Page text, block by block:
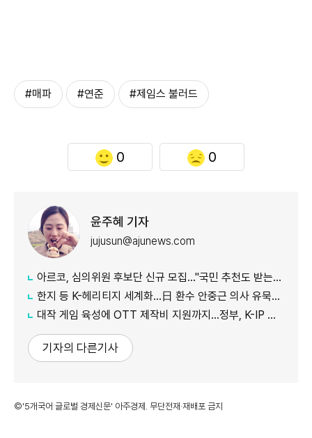
#매파 #연준 #제임스 불러드
0 0
윤주혜 기자
jujusun@ajunews.com
아르코, 심의위원 후보단 신규 모집…"국민 추천도 받는다"
한지 등 K-헤리티지 세계화…日 환수 안중근 의사 유묵도 공개
대작 게임 육성에 OTT 제작비 지원까지…정부, K-IP 육성에 '승부수'
기자의 다른기사
©'5개국어 글로벌 경제신문' 아주경제. 무단전재·재배포 금지